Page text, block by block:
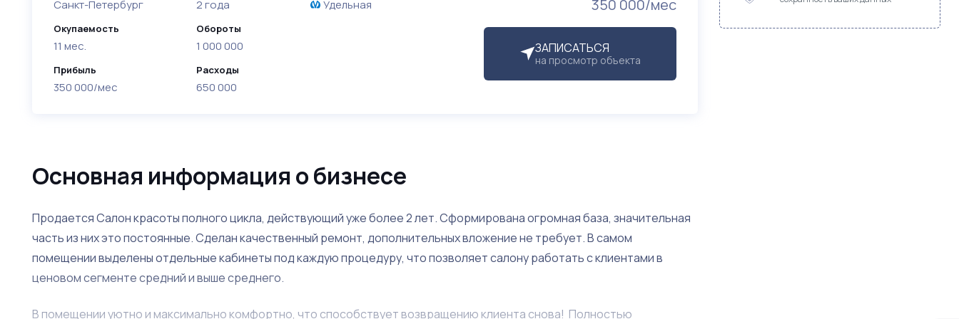
350 000/мес
ЗАПИСАТЬСЯ
на просмотр объекта
Санкт-Петербург
Окупаемость
11 мес.
Прибыль
350 000/мес
2 года
Обороты
1 000 000
Расходы
650 000
Удельная
Основная информация о бизнесе
Продается Салон красоты полного цикла, действующий уже более 2 лет. Сформирована огромная база, значительная
часть из них это постоянные. Сделан качественный ремонт, дополнительных вложение не требует. В самом
помещении выделены отдельные кабинеты под каждую процедуру, что позволяет салону работать с клиентами в
ценовом сегменте средний и выше среднего.
В помещении уютно и максимально комфортно, что способствует возвращению клиента снова! Полностью